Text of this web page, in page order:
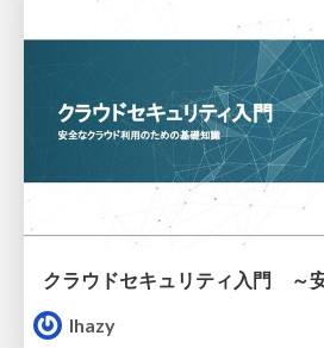
lhazy